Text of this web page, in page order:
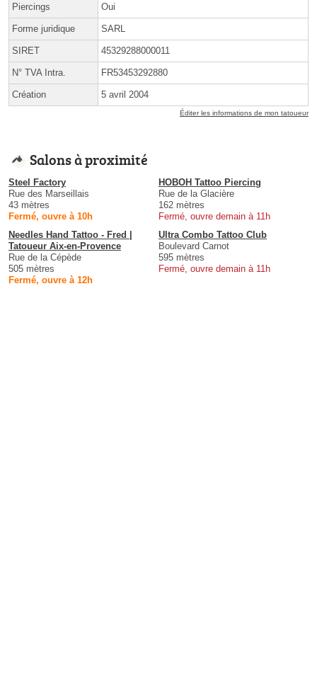
Piercings Oui
Forme juridique SARL
SIRET 45329288000011
N° TVA Intra. FR53453292880
Création 5 avril 2004
Éditer les informations de mon tatoueur
Salons à proximité
Steel Factory
Rue des Marseillais
43 mètres
Fermé, ouvre à 10h
HOBOH Tattoo Piercing
Rue de la Glacière
162 mètres
Fermé, ouvre demain à 11h
Needles Hand Tattoo - Fred |
Tatoueur Aix-en-Provence
Rue de la Cépède
505 mètres
Fermé, ouvre à 12h
Ultra Combo Tattoo Club
Boulevard Carnot
595 mètres
Fermé, ouvre demain à 11h